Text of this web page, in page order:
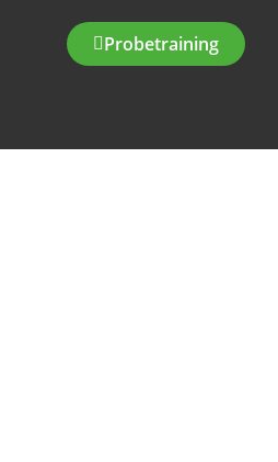
Probetraining